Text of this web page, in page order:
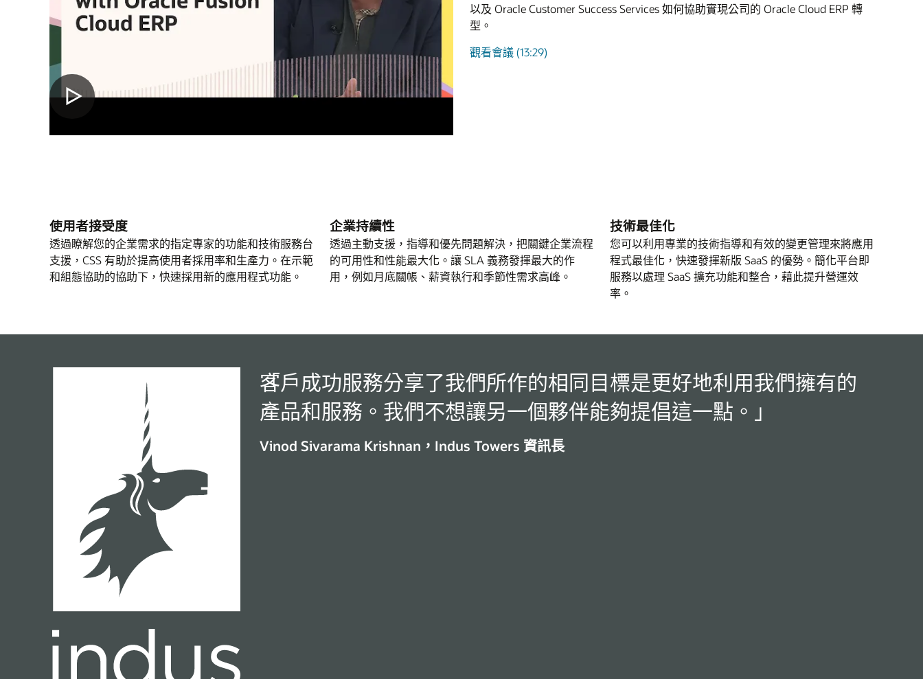
以及 Oracle Customer Success Services 如何協助實現公司的 Oracle Cloud ERP 轉
型。
觀看會議 (13:29)
使用者接受度
透過瞭解您的企業需求的指定專家的功能和技術服務台
支援，CSS 有助於提高使用者採用率和生產力。在示範
和組態協助的協助下，快速採用新的應用程式功能。
企業持續性
透過主動支援，指導和優先問題解決，把關鍵企業流程
的可用性和性能最大化。讓 SLA 義務發揮最大的作
用，例如月底關帳、薪資執行和季節性需求高峰。
技術最佳化
您可以利用專業的技術指導和有效的變更管理來將應用
程式最佳化，快速發揮新版 SaaS 的優勢。簡化平台即
服務以處理 SaaS 擴充功能和整合，藉此提升營運效
率。
「
客戶成功服務分享了我們所作的相同目標是更好地利用我們擁有的
產品和服務。我們不想讓另一個夥伴能夠提倡這一點。 」
Vinod Sivarama Krishnan，Indus Towers 資訊長